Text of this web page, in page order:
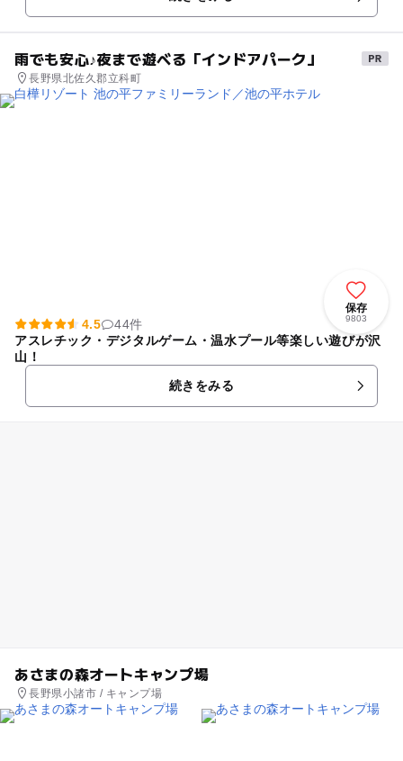
土産やソフトクリーム等...
雨でも安心♪夜まで遊べる「インドアパーク」
長野県北佐久郡立科町
保存
9803
4.5
44件
アスレチック・デジタルゲーム・温水プール等楽しい遊びが沢
山！
続きをみる
あさまの森オートキャンプ場
長野県小諸市 / キャンプ場